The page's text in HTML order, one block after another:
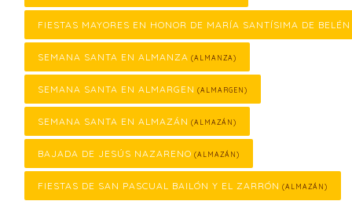
FIESTAS MAYORES EN HONOR DE MARÍA SANTÍSIMA DE BELÉN
SEMANA SANTA EN ALMANZA (ALMANZA)
SEMANA SANTA EN ALMARGEN (ALMARGEN)
SEMANA SANTA EN ALMAZÁN (ALMAZÁN)
BAJADA DE JESÚS NAZARENO (ALMAZÁN)
FIESTAS DE SAN PASCUAL BAILÓN Y EL ZARRÓN (ALMAZÁN)